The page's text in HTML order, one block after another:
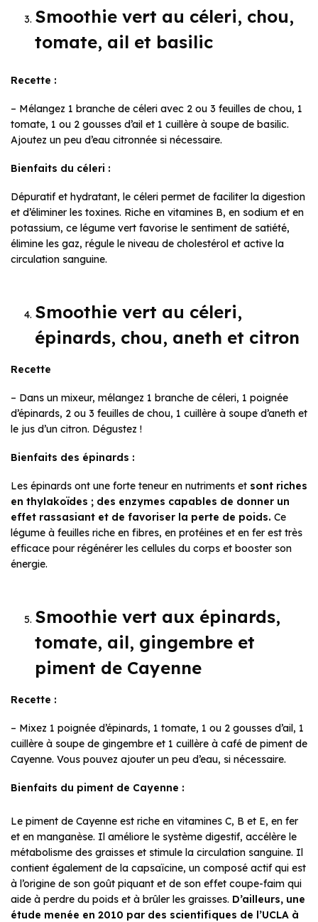
Smoothie vert au céleri, chou,
tomate, ail et basilic
Recette :
– Mélangez 1 branche de céleri avec 2 ou 3 feuilles de chou, 1
tomate, 1 ou 2 gousses d’ail et 1 cuillère à soupe de basilic.
Ajoutez un peu d’eau citronnée si nécessaire.
Bienfaits du céleri :
Dépuratif et hydratant, le céleri permet de faciliter la digestion
et d’éliminer les toxines. Riche en vitamines B, en sodium et en
potassium, ce légume vert favorise le sentiment de satiété,
élimine les gaz, régule le niveau de cholestérol et active la
circulation sanguine.
Smoothie vert au céleri,
épinards, chou, aneth et citron
Recette
– Dans un mixeur, mélangez 1 branche de céleri, 1 poignée
d’épinards, 2 ou 3 feuilles de chou, 1 cuillère à soupe d’aneth et
le jus d’un citron. Dégustez !
Bienfaits des épinards :
Les épinards ont une forte teneur en nutriments et sont riches
en thylakoïdes ; des enzymes capables de donner un
effet rassasiant et de favoriser la perte de poids. Ce
légume à feuilles riche en fibres, en protéines et en fer est très
efficace pour régénérer les cellules du corps et booster son
énergie.
Smoothie vert aux épinards,
tomate, ail, gingembre et
piment de Cayenne
Recette :
– Mixez 1 poignée d’épinards, 1 tomate, 1 ou 2 gousses d’ail, 1
cuillère à soupe de gingembre et 1 cuillère à café de piment de
Cayenne. Vous pouvez ajouter un peu d’eau, si nécessaire.
Bienfaits du piment de Cayenne :
Le piment de Cayenne est riche en vitamines C, B et E, en fer
et en manganèse. Il améliore le système digestif, accélère le
métabolisme des graisses et stimule la circulation sanguine. Il
contient également de la capsaïcine, un composé actif qui est
à l’origine de son goût piquant et de son effet coupe-faim qui
aide à perdre du poids et à brûler les graisses. D’ailleurs, une
étude menée en 2010 par des scientifiques de l’UCLA à